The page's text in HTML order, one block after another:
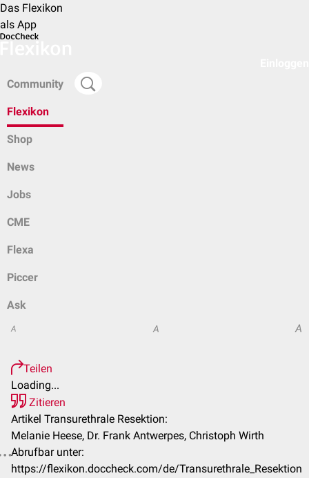
Das Flexikon
als App
Community
Flexikon
Shop
News
Jobs
CME
Flexa
Piccer
Ask
A A A
Teilen
Loading...
Zitieren
Artikel Transurethrale Resektion:
Melanie Heese, Dr. Frank Antwerpes, Christoph Wirth
Abrufbar unter:
https://flexikon.doccheck.com/de/Transurethrale_Resektion